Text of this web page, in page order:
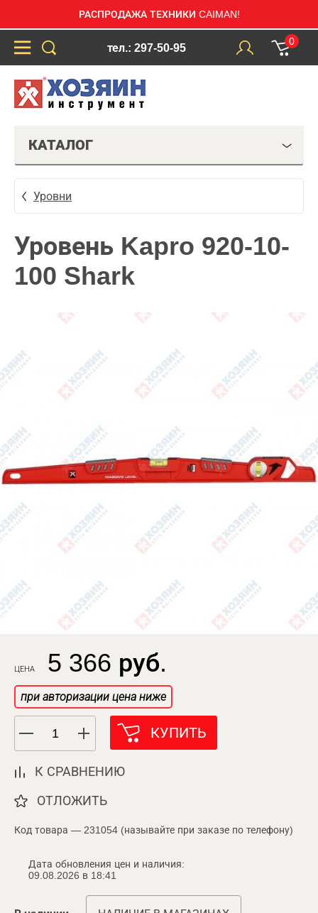
РАСПРОДАЖА ТЕХНИКИ CAIMAN!
тел.: 297-50-95
0
КАТАЛОГ
Уровни
Уровень Kapro 920-10-
100 Shark
ЦЕНА 5 366 руб.
при авторизации цена ниже
КУПИТЬ
К СРАВНЕНИЮ
ОТЛОЖИТЬ
Код товара — 231054 (называйте при заказе по телефону)
Дата обновления цен и наличия:
09.08.2026 в 18:41